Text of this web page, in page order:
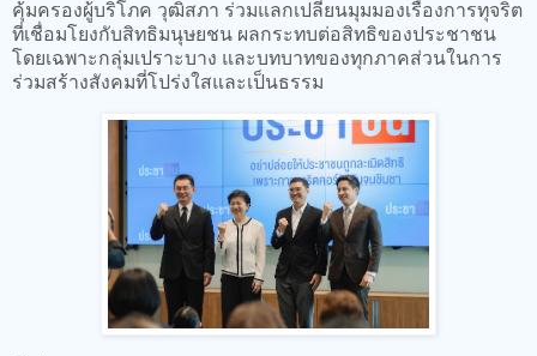
คุ้มครองผู้บริโภค วุฒิสภา ร่วมแลกเปลี่ยนมุมมองเรื่องการทุจริต
ที่เชื่อมโยงกับสิทธิมนุษยชน ผลกระทบต่อสิทธิของประชาชน
โดยเฉพาะกลุ่มเปราะบาง และบทบาทของทุกภาคส่วนในการ
ร่วมสร้างสังคมที่โปร่งใสและเป็นธรรม